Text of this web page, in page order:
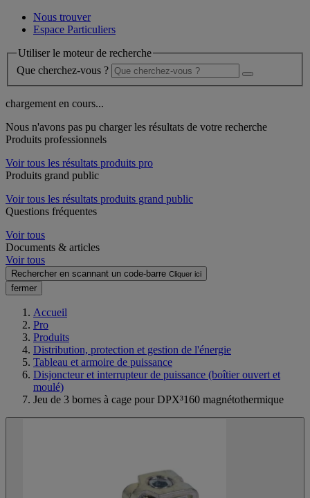
Nous trouver
Espace Particuliers
Utiliser le moteur de recherche
Que cherchez-vous ?
chargement en cours...
Nous n'avons pas pu charger les résultats de votre recherche
Produits professionnels
Voir tous les résultats produits pro
Produits grand public
Voir tous les résultats produits grand public
Questions fréquentes
Voir tous
Documents & articles
Voir tous
Rechercher en scannant un code-barre Cliquer ici
fermer
Accueil
Pro
Produits
Distribution, protection et gestion de l'énergie
Tableau et armoire de puissance
Disjoncteur et interrupteur de puissance (boîtier ouvert et
moulé)
Jeu de 3 bornes à cage pour DPX³160 magnétothermique